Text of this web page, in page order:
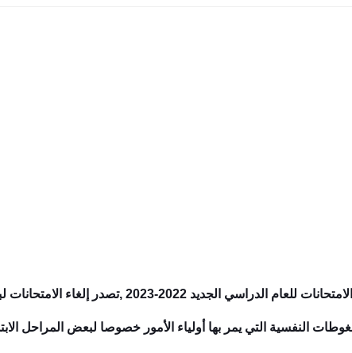
اخر اخبار الغاء الامتحانات للعام
النفسية التي يمر بها أولياء الأمور خصوصا لبعض المراحل